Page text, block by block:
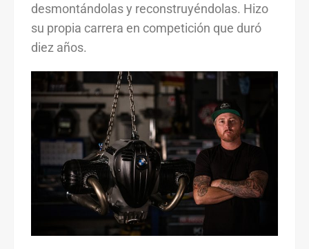
desmontándolas y reconstruyéndolas. Hizo
su propia carrera en competición que duró
diez años.